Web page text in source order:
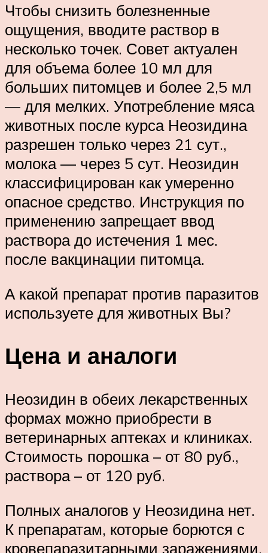
Чтобы снизить болезненные
ощущения, вводите раствор в
несколько точек. Совет актуален
для объема более 10 мл для
больших питомцев и более 2,5 мл
— для мелких. Употребление мяса
животных после курса Неозидина
разрешен только через 21 сут.,
молока — через 5 сут. Неозидин
классифицирован как умеренно
опасное средство. Инструкция по
применению запрещает ввод
раствора до истечения 1 мес.
после вакцинации питомца.
А какой препарат против паразитов
используете для животных Вы?
Цена и аналоги
Неозидин в обеих лекарственных
формах можно приобрести в
ветеринарных аптеках и клиниках.
Стоимость порошка – от 80 руб.,
раствора – от 120 руб.
Полных аналогов у Неозидина нет.
К препаратам, которые борются с
кровепаразитарными заражениями,